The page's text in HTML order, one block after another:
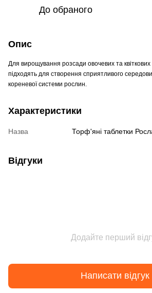
До обраного
Опис
Для вирощування розсади овочевих та
підходять для створення сприятливого
кореневої системи рослин.
Характеристики
Назва Торф'яні таблетки
Відгуки
Додайте перший
Написати відгук